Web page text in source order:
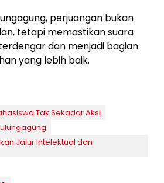
perjuangan bukan
tetapi memastikan suara
dan menjadi bagian
yang lebih baik.
Tak Sekadar Aksi
Jalur Intelektual dan